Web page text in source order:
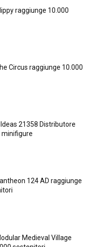
raggiunge 10.000
Circus raggiunge 10.000
Ideas 21358 Distributore
124 AD raggiunge
Medieval Village